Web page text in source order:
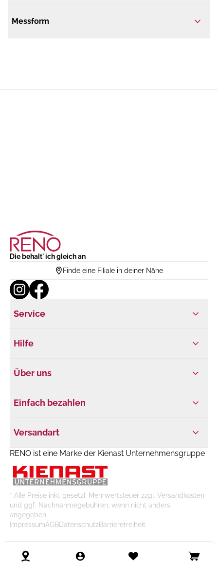
Messform
Die behalt' ich gleich an
Finde eine Filiale in deiner Nähe
Service
Hilfe
Über uns
Einfach bezahlen
Versandart
RENO ist eine Marke der Kienast Unternehmensgruppe
* Alle Preise inkl. gesetzl. Mehrwertsteuer zzgl. Versandkosten
und ggf. Nachnahmegebühren, wenn nicht anders
angegeben
ImpressumAGBDatenschutzBarrierefreiheit